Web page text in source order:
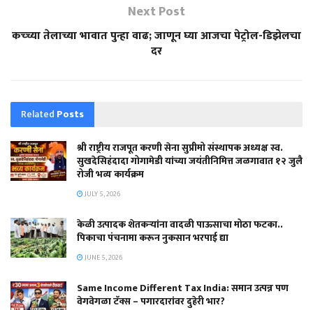
Next Post
कच्च्या तेलाच्या भावात पुन्हा वाढ; जाणून घ्या आजचा पेट्रोल-डिझेलचा
दर
Related Posts
श्री राष्ट्रीय राजपूत करणी सेना सुप्रीमो संस्थापक अध्यक्ष स्व.
सुखदेसिहंदादा गोगामेडी यांच्या जयंतीनिमित्त जळगावात १२ जुलै
रोजी भव्य कार्यक्रम
JULY 5, 2026
केळी उत्पादक शेतकऱ्यांना वादळी पाऊसाचा मोठा फटका..
पिकाचा पंचनामा करून नुकसान भरपाई द्या
JUNE 5, 2026
Same Income Different Tax India: समान उत्पन्न पण
वेगवेगळा टॅक्स – पगारदारांवर दुहेरी भार?